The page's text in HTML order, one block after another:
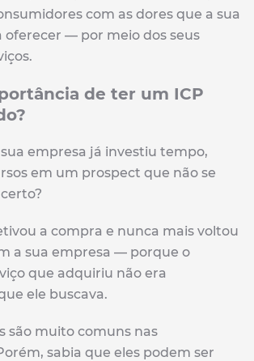
com as dores que a sua
oferecer — por meio dos seus
de ter um ICP
empresa já investiu tempo,
em um prospect que não se
a compra e nunca mais voltou
a sua empresa — porque o
que adquiriu não era
ele buscava.
são muito comuns nas
sabia que eles podem ser